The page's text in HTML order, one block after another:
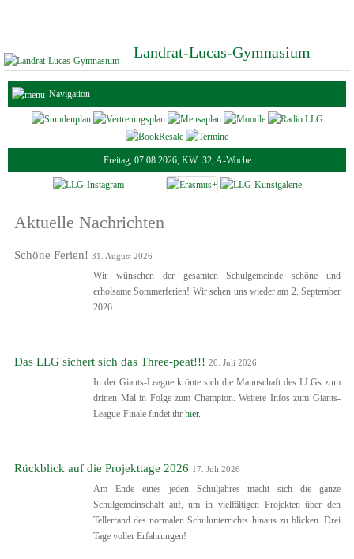
Landrat-Lucas-Gymnasium
Navigation
Freitag, 07.08.2026, KW: 32, A-Woche
Aktuelle Nachrichten
Schöne Ferien! 31. August 2026
Wir wünschen der gesamten Schulgemeinde schöne und
erholsame Sommerferien! Wir sehen uns wieder am 2. September
2026.
Das LLG sichert sich das Three-peat!!! 20. Juli 2026
In der Giants-League krönte sich die Mannschaft des LLGs zum
dritten Mal in Folge zum Champion. Weitere Infos zum Giants-
League-Finale findet ihr hier.
Rückblick auf die Projekttage 2026 17. Juli 2026
Am Ende eines jeden Schuljahres macht sich die ganze
Schulgemeinschaft auf, um in vielfältigen Projekten über den
Tellerrand des normalen Schulunterrichts hinaus zu blicken. Drei
Tage voller Erfahrungen!